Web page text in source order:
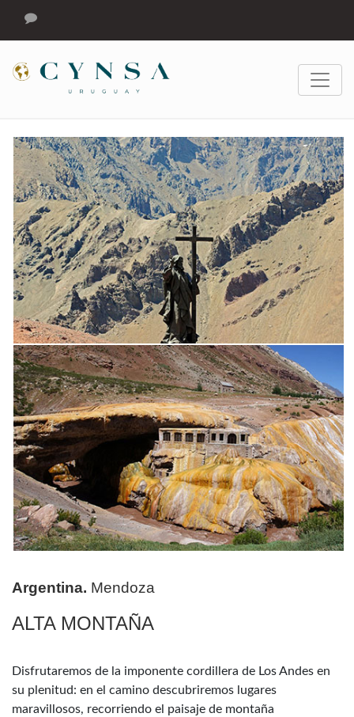
Argentina. Mendoza
ALTA MONTAÑA
Disfrutaremos de la imponente cordillera de Los Andes en
su plenitud: en el camino descubriremos lugares
maravillosos, recorriendo el paisaje de montaña